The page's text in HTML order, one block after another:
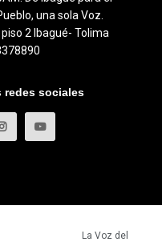
una sola Voz.
2 Ibagué- Tolima
redes sociales
La Voz del